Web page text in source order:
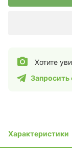
Хотите
Запросить
Характеристики